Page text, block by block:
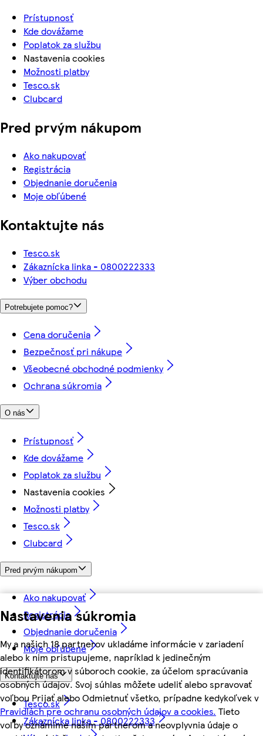
Nastavenia súkromia
My a našich 18 partnerov ukladáme informácie v zariadení
alebo k nim pristupujeme, napríklad k jedinečným
identifikátorom v súboroch cookie, za účelom spracúvania
osobných údajov. Svoj súhlas môžete udeliť alebo spravovať
voľbou Prijať alebo Odmietnuť všetko, prípadne kedykoľvek v
Pravidlách pre ochranu osobných údajov a cookies. Tieto
voľby oznámime našim partnerom a neovplyvnia údaje o
Prístupnosť
Kde dovážame
Poplatok za službu
Nastavenia cookies
Možnosti platby
Tesco.sk
Clubcard
Pred prvým nákupom
Ako nakupovať
Registrácia
Objednanie doručenia
Moje obľúbené
Kontaktujte nás
Tesco.sk
Zákaznícka linka - 0800222333
Výber obchodu
Potrebujete pomoc?
Cena doručenia
Bezpečnosť pri nákupe
Všeobecné obchodné podmienky
Ochrana súkromia
O nás
Prístupnosť
Kde dovážame
Poplatok za službu
Nastavenia cookies
Možnosti platby
Tesco.sk
Clubcard
Pred prvým nákupom
Ako nakupovať
Registrácia
Objednanie doručenia
Moje obľúbené
Kontaktujte nás
Tesco.sk
Zákaznícka linka - 0800222333